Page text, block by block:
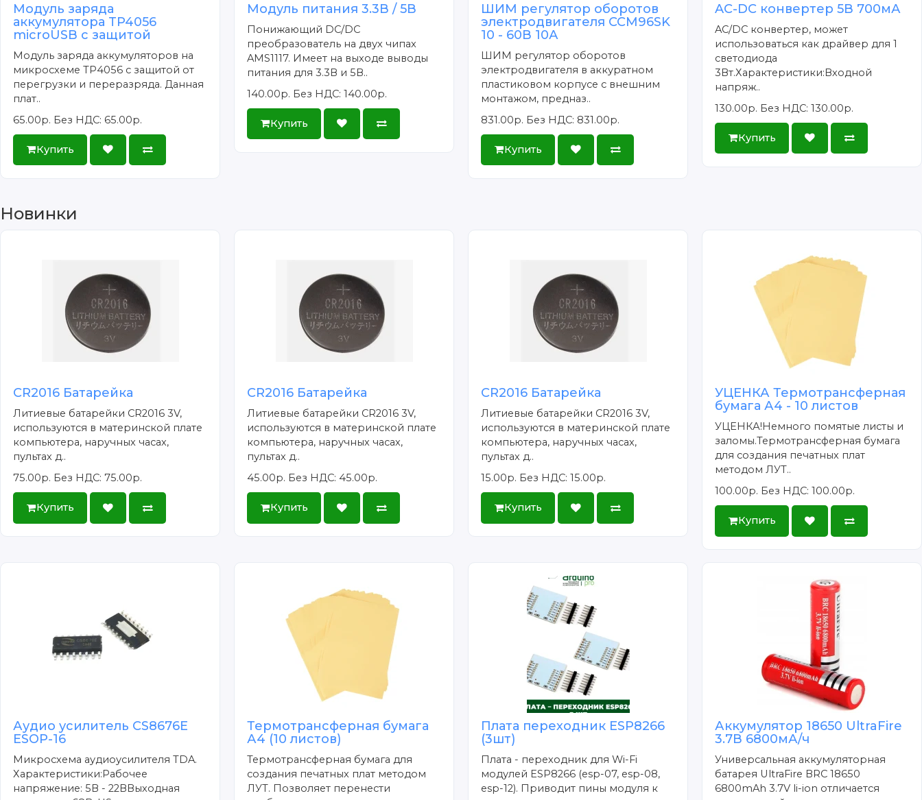
Модуль заряда
аккумулятора TP4056
microUSB с защитой
Модуль заряда аккумуляторов на
микросхеме TP4056 с защитой от
перегрузки и переразряда. Данная
плат..
65.00р. Без НДС: 65.00р.
Купить
Модуль питания 3.3В / 5В
Понижающий DC/DC
преобразователь на двух чипах
AMS1117. Имеет на выходе выводы
питания для 3.3В и 5В..
140.00р. Без НДС: 140.00р.
Купить
ШИМ регулятор оборотов
электродвигателя CCM96SK
10 - 60В 10А
ШИМ регулятор оборотов
электродвигателя в аккуратном
пластиковом корпусе с внешним
монтажом, предназ..
831.00р. Без НДС: 831.00р.
Купить
AC-DC конвертер 5В 700мА
AC/DC конвертер, может
использоваться как драйвер для 1
светодиода
3Вт.Характеристики:Входной
напряж..
130.00р. Без НДС: 130.00р.
Купить
Новинки
CR2016 Батарейка
Литиевые батарейки CR2016 3V,
используются в материнской плате
компьютера, наручных часах,
пультах д..
75.00р. Без НДС: 75.00р.
Купить
CR2016 Батарейка
Литиевые батарейки CR2016 3V,
используются в материнской плате
компьютера, наручных часах,
пультах д..
45.00р. Без НДС: 45.00р.
Купить
CR2016 Батарейка
Литиевые батарейки CR2016 3V,
используются в материнской плате
компьютера, наручных часах,
пультах д..
15.00р. Без НДС: 15.00р.
Купить
УЦЕНКА Термотрансферная
бумага А4 - 10 листов
УЦЕНКА!Немного помятые листы и
заломы.Термотрансферная бумага
для создания печатных плат
методом ЛУТ..
100.00р. Без НДС: 100.00р.
Купить
Аудио усилитель CS8676E
ESOP-16
Микросхема аудиоусилителя TDA.
Характеристики:Рабочее
напряжение: 5В - 22ВВыходная
Термотрансферная бумага
А4 (10 листов)
Термотрансферная бумага для
создания печатных плат методом
ЛУТ. Позволяет перенести
Плата переходник ESP8266
(3шт)
Плата - переходник для Wi-Fi
модулей ESP8266 (esp-07, esp-08,
esp-12). Приводит пины модуля к
Аккумулятор 18650 UltraFire
3.7В 6800мА/ч
Универсальная аккумуляторная
батарея UltraFire BRC 18650
6800mAh 3.7V li-ion отличается